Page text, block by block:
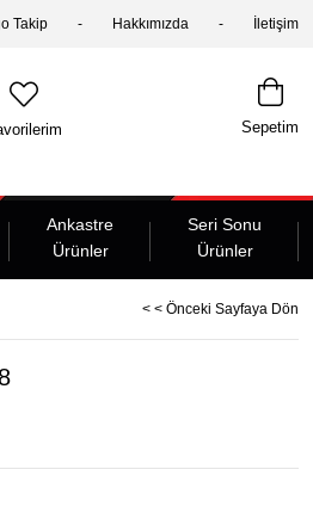
Takip Hakkımızda İletişim
Sepetim
Ankastre
Ürünler
Seri Sonu
Ürünler
< < Önceki Sayfaya Dön